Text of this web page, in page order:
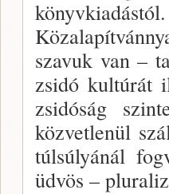
szavuk van –
zsidó kultúrát
zsidóság
közvetlenül
túlsúlyánál
üdvös –